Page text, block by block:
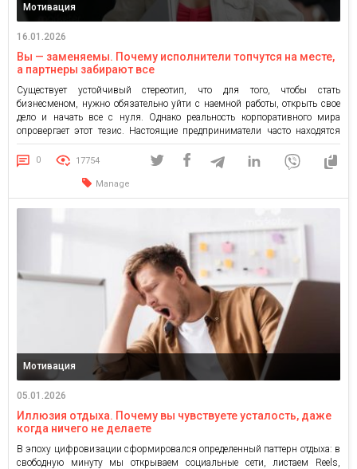
Мотивация
16.01.2026
Вы — заменяемы. Почему исполнители топчутся на месте,
а партнеры забирают все
Существует устойчивый стереотип, что для того, чтобы стать
бизнесменом, нужно обязательно уйти с наемной работы, открыть свое
дело и начать все с нуля. Однако реальность корпоративного мира
опровергает этот тезис. Настоящие предприниматели часто находятся
внутри крупных структур. Они не владеют компанией юридически, но
управляют процессами так, как будто это их личный капитал. В этой
0 17754
Manage
Мотивация
05.01.2026
Иллюзия отдыха. Почему вы чувствуете усталость, даже
когда ничего не делаете
В эпоху цифровизации сформировался определенный паттерн отдыха: в
свободную минуту мы открываем социальные сети, листаем Reels,